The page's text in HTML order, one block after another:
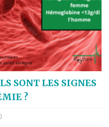
SONT LES SIGNES
?